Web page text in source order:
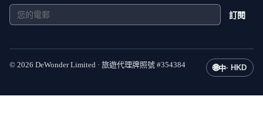
訂閱
© 2026 DeWonder Limited · 旅遊代理牌照號 #354384 🌐中· HKD